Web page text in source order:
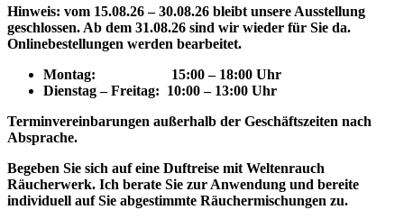
Hinweis: vom 15.08.26 – 30.08.26 bleibt unsere Ausstellung
geschlossen. Ab dem 31.08.26 sind wir wieder für Sie da.
Onlinebestellungen werden bearbeitet.
Montag: 15:00 – 18:00 Uhr
Dienstag – Freitag: 10:00 – 13:00 Uhr
Terminvereinbarungen außerhalb der Geschäftszeiten nach
Absprache.
Begeben Sie sich auf eine Duftreise mit Weltenrauch
Räucherwerk. Ich berate Sie zur Anwendung und bereite
individuell auf Sie abgestimmte Räuchermischungen zu.